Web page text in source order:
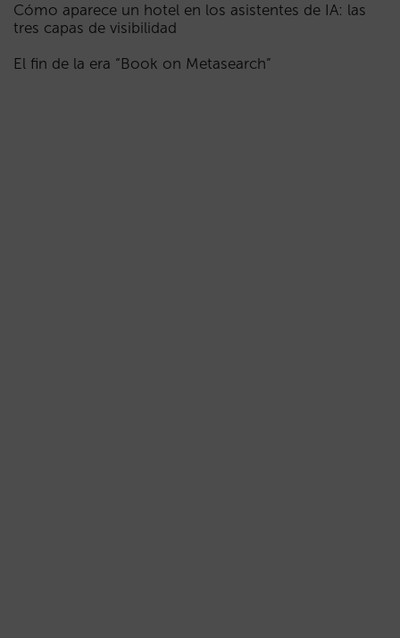
Cómo aparece un hotel en los asistentes de IA: las
tres capas de visibilidad
El fin de la era “Book on Metasearch”